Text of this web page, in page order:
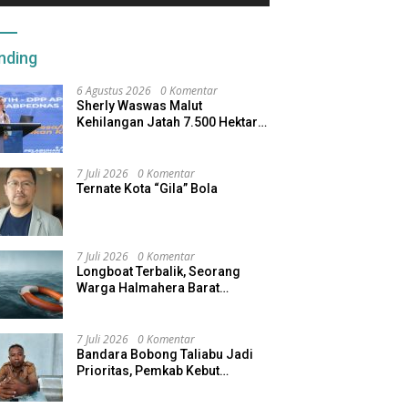
6 Agustus 2026 0 Komentar
Sherly Waswas Malut
Kehilangan Jatah 7.500 Hektare
7 Juli 2026 0 Komentar
Ternate Kota “Gila” Bola
7 Juli 2026 0 Komentar
Longboat Terbalik, Seorang
Warga Halmahera Barat
7 Juli 2026 0 Komentar
Bandara Bobong Taliabu Jadi
Prioritas, Pemkab Kebut